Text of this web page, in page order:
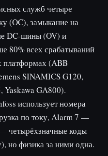
служб четыре
(OC), замыкание на
DC-шины (OV) и
80% всех срабатываний
платформах (ABB
SINAMICS G120,
Yaskawa GA800).
использует номера
по току, Alarm 7 —
четырёхзначные коды
но физика за ними одна.